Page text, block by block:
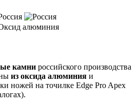
алюминия
камни российского производства
из оксида алюминия и
ножей на точилке Edge Pro Apex